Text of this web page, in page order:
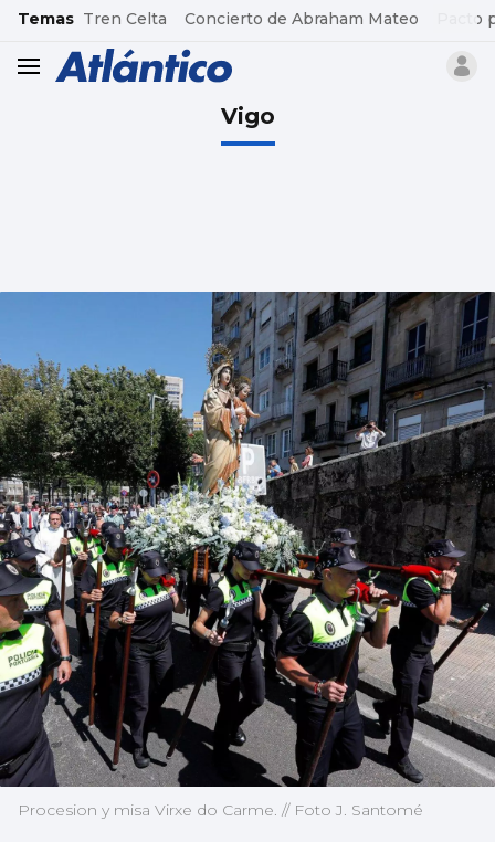
common.go-to-content
Temas Tren Celta Concierto de Abraham Mateo Pacto
header.menu.open
Vigo
Procesion y misa Virxe do Carme. // Foto J. Santomé